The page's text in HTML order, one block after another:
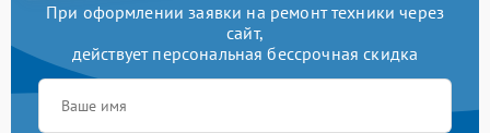
При оформлении заявки на ремонт техники через
сайт,
действует персональная бессрочная скидка